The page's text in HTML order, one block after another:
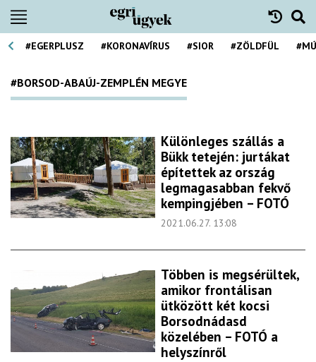
#EGERPLUSZ #KORONAVÍRUS #SIOR #ZÖLDFÜL
#BORSOD-ABAÚJ-ZEMPLÉN MEGYE
Különleges szállás a
Bükk tetején: jurtákat
építettek az ország
legmagasabban fekvő
kempingjében – FOTÓ
2021.06.27. 13:08
Többen is megsérültek,
amikor frontálisan
ütközött két kocsi
Borsodnádasd
közelében – FOTÓ a
helyszínről